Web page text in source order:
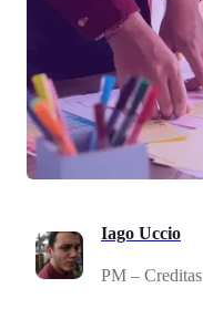
Iago Uccio
PM – Creditas